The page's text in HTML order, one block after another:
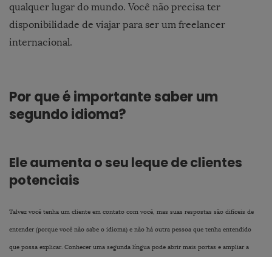
qualquer lugar do mundo. Você não precisa ter
disponibilidade de viajar para ser um freelancer
internacional.
Por que é importante saber um
segundo idioma?
Ele aumenta o seu leque de clientes
potenciais
Talvez você tenha um cliente em contato com você, mas suas respostas são difíceis de
entender (porque você não sabe o idioma) e não há outra pessoa que tenha entendido
que possa explicar. Conhecer uma segunda língua pode abrir mais portas e ampliar a